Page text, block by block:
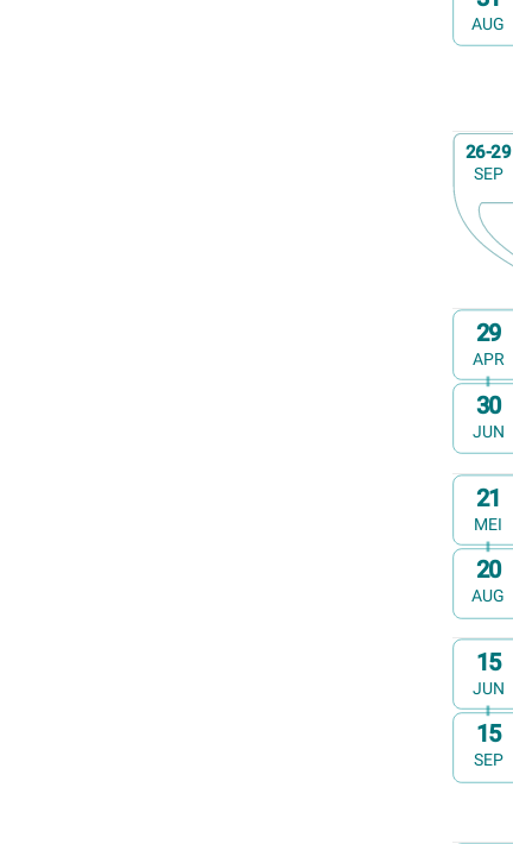
AUG
Op26-29
SEP
Op29
APR
t/m
30
JUN
Op21
MEI
t/m
20
AUG
Op 15
JUN
t/m
15
SEP